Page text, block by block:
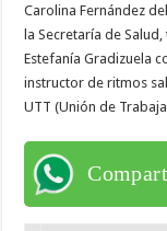
Carolina Fernández
la Secretaría de
Estefanía Gradizuela
instructor de ritmos
UTT (Unión de